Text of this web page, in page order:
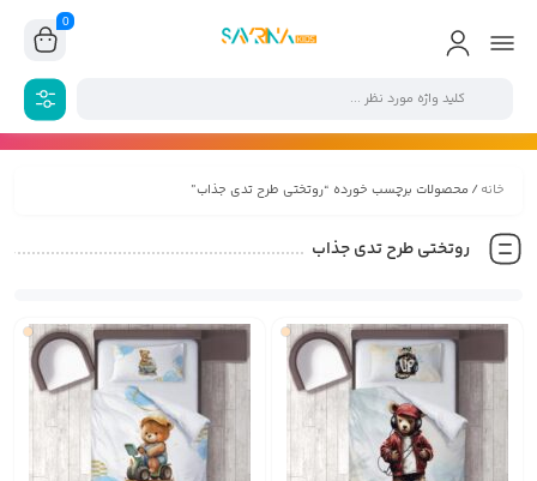
0
خانه/ محصولات برچسب خورده “روتختی طرح تدی جذاب”
روتختی طرح تدی جذاب